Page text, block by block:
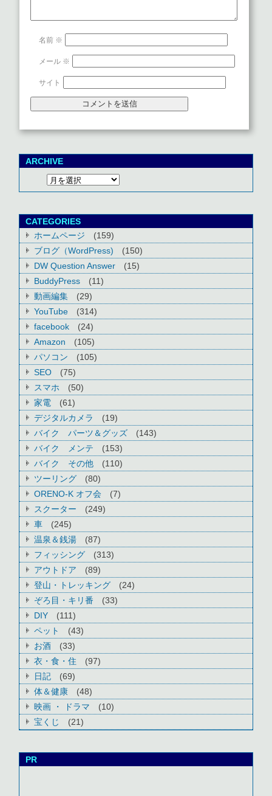
名前 ※
メール ※
サイト
ARCHIVE
CATEGORIES
ホームページ
(159)
ブログ（WordPress)
(150)
DW Question Answer
(15)
BuddyPress
(11)
動画編集
(29)
YouTube
(314)
facebook
(24)
Amazon
(105)
パソコン
(105)
SEO
(75)
スマホ
(50)
家電
(61)
デジタルカメラ
(19)
バイク パーツ＆グッズ
(143)
バイク メンテ
(153)
バイク その他
(110)
ツーリング
(80)
ORENO-K オフ会
(7)
スクーター
(249)
車
(245)
温泉＆銭湯
(87)
フィッシング
(313)
アウトドア
(89)
登山・トレッキング
(24)
ぞろ目・キリ番
(33)
DIY
(111)
ペット
(43)
お酒
(33)
衣・食・住
(97)
日記
(69)
体＆健康
(48)
映画 ・ ドラマ
(10)
宝くじ
(21)
PR